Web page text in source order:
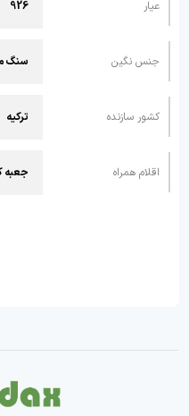
عیار 926
جنس نگین سنگ
کشور سازنده ترکیه
اقلام همراه جعبه